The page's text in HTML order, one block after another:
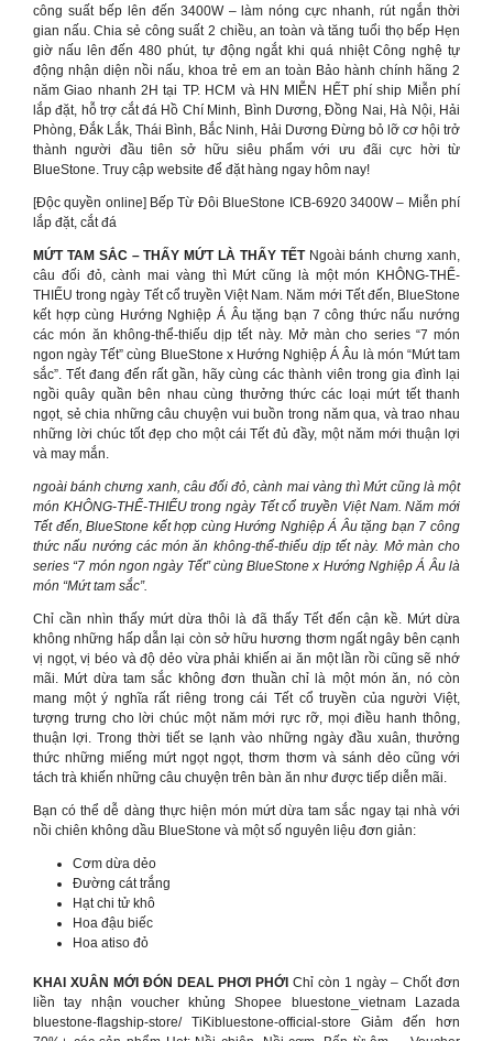
công suất bếp lên đến 3400W – làm nóng cực nhanh, rút ngắn thời
gian nấu. Chia sẻ công suất 2 chiều, an toàn và tăng tuổi thọ bếp Hẹn
giờ nấu lên đến 480 phút, tự động ngắt khi quá nhiệt Công nghệ tự
động nhận diện nồi nấu, khoa trẻ em an toàn Bảo hành chính hãng 2
năm Giao nhanh 2H tại TP. HCM và HN MIỄN HẾT phí ship Miễn phí
lắp đặt, hỗ trợ cắt đá Hồ Chí Minh, Bình Dương, Đồng Nai, Hà Nội, Hải
Phòng, Đắk Lắk, Thái Bình, Bắc Ninh, Hải Dương Đừng bỏ lỡ cơ hội trở
thành người đầu tiên sở hữu siêu phẩm với ưu đãi cực hời từ
BlueStone. Truy cập website để đặt hàng ngay hôm nay!
[Độc quyền online] Bếp Từ Đôi BlueStone ICB-6920 3400W – Miễn phí
lắp đặt, cắt đá
MỨT TAM SẮC – THẤY MỨT LÀ THẤY TẾT Ngoài bánh chưng xanh,
câu đối đỏ, cành mai vàng thì Mứt cũng là một món KHÔNG-THỂ-
THIẾU trong ngày Tết cổ truyền Việt Nam. Năm mới Tết đến, BlueStone
kết hợp cùng Hướng Nghiệp Á Âu tặng bạn 7 công thức nấu nướng
các món ăn không-thể-thiếu dịp tết này. Mở màn cho series “7 món
ngon ngày Tết” cùng BlueStone x Hướng Nghiệp Á Âu là món “Mứt tam
sắc”. Tết đang đến rất gần, hãy cùng các thành viên trong gia đình lại
ngồi quây quần bên nhau cùng thưởng thức các loại mứt tết thanh
ngọt, sẻ chia những câu chuyện vui buồn trong năm qua, và trao nhau
những lời chúc tốt đẹp cho một cái Tết đủ đầy, một năm mới thuận lợi
và may mắn.
ngoài bánh chưng xanh, câu đối đỏ, cành mai vàng thì Mứt cũng là một
món KHÔNG-THỂ-THIẾU trong ngày Tết cổ truyền Việt Nam. Năm mới
Tết đến, BlueStone kết hợp cùng Hướng Nghiệp Á Âu tặng bạn 7 công
thức nấu nướng các món ăn không-thể-thiếu dịp tết này. Mở màn cho
series “7 món ngon ngày Tết” cùng BlueStone x Hướng Nghiệp Á Âu là
món “Mứt tam sắc”.
Chỉ cần nhìn thấy mứt dừa thôi là đã thấy Tết đến cận kề. Mứt dừa
không những hấp dẫn lại còn sở hữu hương thơm ngất ngây bên cạnh
vị ngọt, vị béo và độ dẻo vừa phải khiến ai ăn một lần rồi cũng sẽ nhớ
mãi. Mứt dừa tam sắc không đơn thuần chỉ là một món ăn, nó còn
mang một ý nghĩa rất riêng trong cái Tết cổ truyền của người Việt,
tượng trưng cho lời chúc một năm mới rực rỡ, mọi điều hanh thông,
thuận lợi. Trong thời tiết se lạnh vào những ngày đầu xuân, thưởng
thức những miếng mứt ngọt ngọt, thơm thơm và sánh dẻo cũng với
tách trà khiến những câu chuyện trên bàn ăn như được tiếp diễn mãi.
Bạn có thể dễ dàng thực hiện món mứt dừa tam sắc ngay tại nhà với
nồi chiên không dầu BlueStone và một số nguyên liệu đơn giản:
Cơm dừa dẻo
Đường cát trắng
Hạt chi tử khô
Hoa đậu biếc
Hoa atiso đỏ
KHAI XUÂN MỚI ĐÓN DEAL PHƠI PHỚI Chỉ còn 1 ngày – Chốt đơn
liền tay nhận voucher khủng Shopee bluestone_vietnam Lazada
bluestone-flagship-store/ TiKibluestone-official-store Giảm đến hơn